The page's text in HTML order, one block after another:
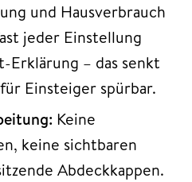
und Hausverbrauch
jeder Einstellung
Erklärung – das senkt
Einsteiger spürbar.
Keine
keine sichtbaren
Abdeckkappen.